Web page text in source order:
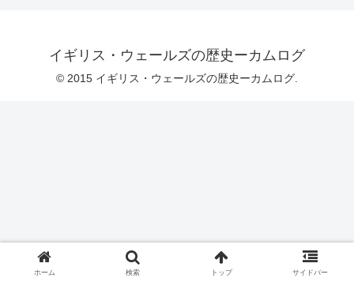
イギリス・ウェールズの歴史ーカムログ
© 2015 イギリス・ウェールズの歴史ーカムログ.
ホーム 検索 トップ サイドバー